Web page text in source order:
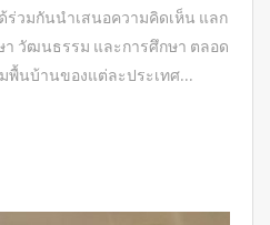
ร่วมกันนำเสนอความคิดเห็น แลก
วัฒนธรรม และการศึกษา ตลอด
พื้นบ้านของแต่ละประเทศ…